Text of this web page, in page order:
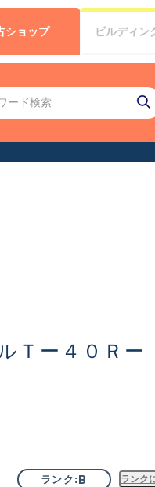
ショップ ビルディン
いて）
Ｔー４０Ｒー
ランク B ランク